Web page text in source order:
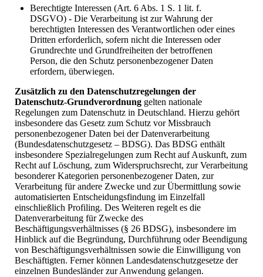
Berechtigte Interessen (Art. 6 Abs. 1 S. 1 lit. f.
DSGVO) - Die Verarbeitung ist zur Wahrung der
berechtigten Interessen des Verantwortlichen oder eines
Dritten erforderlich, sofern nicht die Interessen oder
Grundrechte und Grundfreiheiten der betroffenen
Person, die den Schutz personenbezogener Daten
erfordern, überwiegen.
Zusätzlich zu den Datenschutzregelungen der
Datenschutz-Grundverordnung gelten nationale
Regelungen zum Datenschutz in Deutschland. Hierzu gehört
insbesondere das Gesetz zum Schutz vor Missbrauch
personenbezogener Daten bei der Datenverarbeitung
(Bundesdatenschutzgesetz – BDSG). Das BDSG enthält
insbesondere Spezialregelungen zum Recht auf Auskunft, zum
Recht auf Löschung, zum Widerspruchsrecht, zur Verarbeitung
besonderer Kategorien personenbezogener Daten, zur
Verarbeitung für andere Zwecke und zur Übermittlung sowie
automatisierten Entscheidungsfindung im Einzelfall
einschließlich Profiling. Des Weiteren regelt es die
Datenverarbeitung für Zwecke des
Beschäftigungsverhältnisses (§ 26 BDSG), insbesondere im
Hinblick auf die Begründung, Durchführung oder Beendigung
von Beschäftigungsverhältnissen sowie die Einwilligung von
Beschäftigten. Ferner können Landesdatenschutzgesetze der
einzelnen Bundesländer zur Anwendung gelangen.